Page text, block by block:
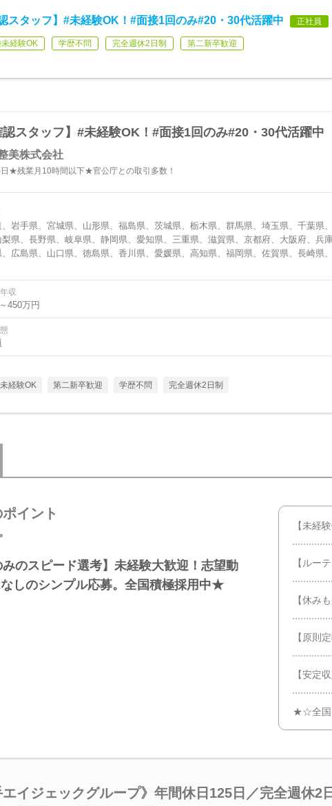
スタッフ】#未経験OK！#面接1回のみ#20・30代活躍中 正社員
経験OK 学歴不問 完全週休2日制 第二新卒歓迎
認スタッフ】#未経験OK！#面接1回のみ#20・30代活躍中
美株式会社
★残業月10時間以下★官公庁との取引多数！
、岩手県、宮城県、山形県、福島県、茨城県、栃木県、群馬県、埼玉県、千葉県
梨県、長野県、岐阜県、静岡県、愛知県、三重県、滋賀県、京都府、大阪府、兵
、広島県、山口県、徳島県、香川県、愛媛県、高知県、福岡県、佐賀県、長崎県
収
450万円
経験OK 第二新卒歓迎 学歴不問 完全週休2日制
イント
みのスピード選考】未経験大歓迎！志望動
しのシンプル応募。全国積極採用中★
【未経
【ルー
【休み
【原則
【安定
★☆全国
エイジェックグループ》年間休日125日／完全週休2